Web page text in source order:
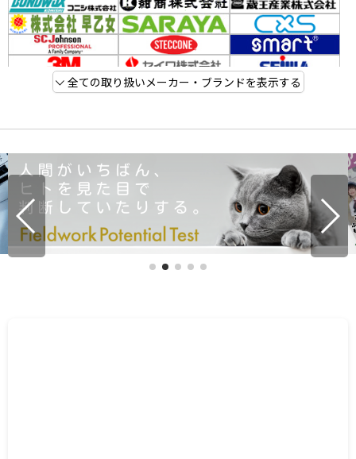
全ての取り扱いメーカー・ブランドを表示する